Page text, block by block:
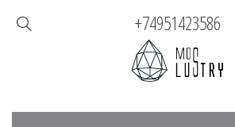
+74951423586